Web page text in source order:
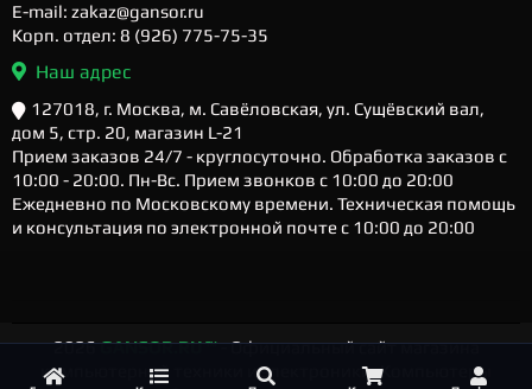
E-mail: zakaz@gansor.ru
Корп. отдел: 8 (926) 775-75-35
Наш адрес
127018, г. Москва, м. Савёловская, ул. Сущёвский вал,
дом 5, стр. 20, магазин L-21
Прием заказов 24/7 - круглосуточно. Обработка заказов с
10:00 - 20:00. Пн-Вс. Прием звонков с 10:00 до 20:00
Ежедневно по Московскому времени. Техническая помощь
и консультация по электронной почте с 10:00 до 20:00
2026GANSOR.RU ™- Официальный сайт магазина
компьютерной техники и электроники. Компьютеры